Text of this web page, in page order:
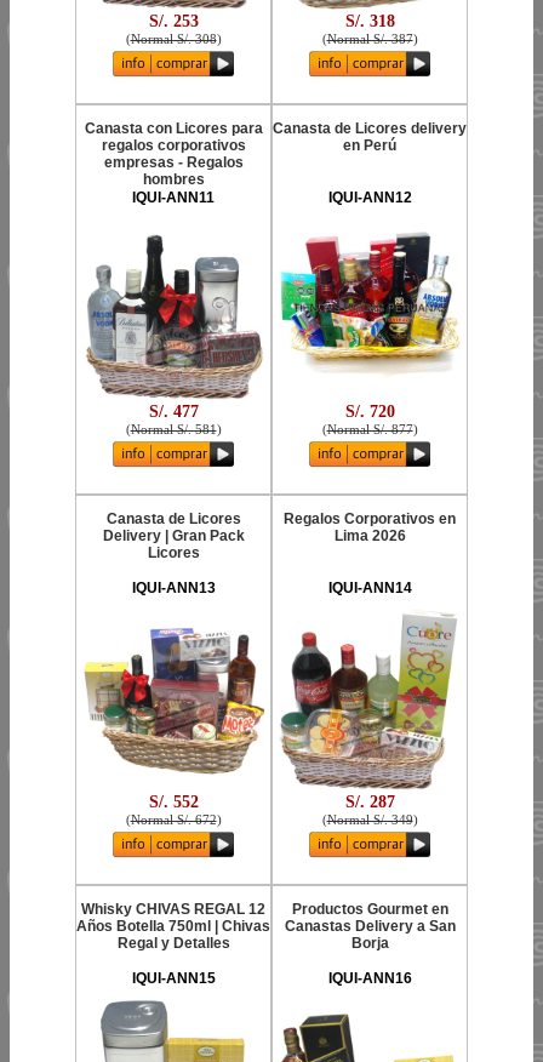
S/. 253
(Normal S/. 308)
S/. 318
(Normal S/. 387)
Canasta con Licores para
regalos corporativos
empresas - Regalos
hombres
IQUI-ANN11
S/. 477
(Normal S/. 581)
Canasta de Licores delivery
en Perú
IQUI-ANN12
S/. 720
(Normal S/. 877)
Canasta de Licores
Delivery | Gran Pack
Licores
IQUI-ANN13
S/. 552
(Normal S/. 672)
Regalos Corporativos en
Lima 2026
IQUI-ANN14
S/. 287
(Normal S/. 349)
Whisky CHIVAS REGAL 12
Años Botella 750ml | Chivas
Regal y Detalles
IQUI-ANN15
Productos Gourmet en
Canastas Delivery a San
Borja
IQUI-ANN16